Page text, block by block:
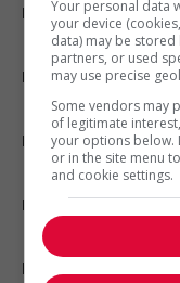
Emplois par ville
Emplois par secteur
Emplois par statut
Emplois par type
Nos suggestions
Your personal data
your device
data) may be stored
partners, or used
may use precise
Some vendors may
of legitimate
your options below.
or in the site menu
and cookie settings.